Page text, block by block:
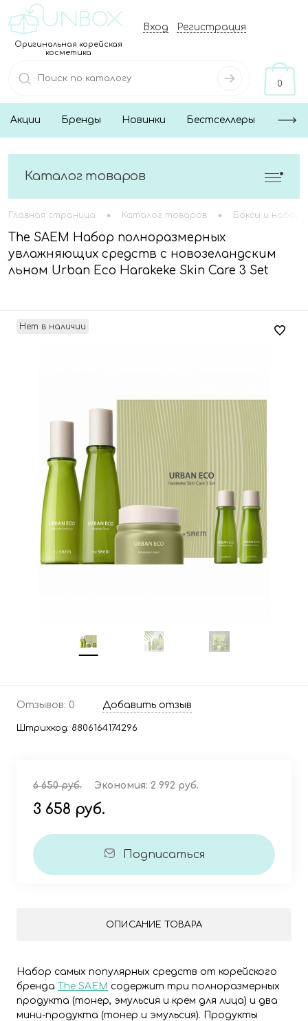
Оригинальная корейская
косметика
Вход Регистрация
0
Акции Бренды Новинки Бестселлеры
Каталог товаров
Главная страница • Каталог товаров • Боксы и наборы
The SAEM Набор полноразмерных
увлажняющих средств с новозеландским
льном Urban Eco Harakeke Skin Care 3 Set
Нет в наличии
Отзывов: 0 Добавить отзыв
Штрихкод: 8806164174296
6 650 руб. Экономия: 2 992 руб.
3 658 руб.
Подписаться
ОПИСАНИЕ ТОВАРА
Набор самых популярных средств от корейского
бренда The SAEM содержит три полноразмерных
продукта (тонер, эмульсия и крем для лица) и два
мини-продукта (тонер и эмульсия). Продукты